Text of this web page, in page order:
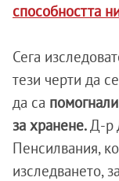
способността
Сега
тези черти да
да са
за хранене. Д-р
Пенсилвания,
изследването,